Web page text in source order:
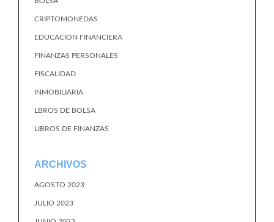
CRIPTOMONEDAS
EDUCACION FINANCIERA
FINANZAS PERSONALES
FISCALIDAD
INMOBILIARIA
LBROS DE BOLSA
LIBROS DE FINANZAS
ARCHIVOS
AGOSTO 2023
JULIO 2023